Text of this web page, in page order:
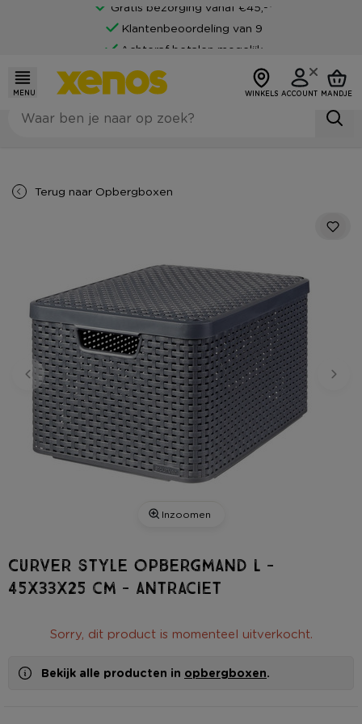
Gratis bezorging vanaf €45,-*
Klantenbeoordeling van 9
Achteraf betalen mogelijk
MENU WINKELS ACCOUNT MANDJE
Terug naar Opbergboxen
Inzoomen
Curver style opbergmand L -
45x33x25 cm - antraciet
Sorry, dit product is momenteel uitverkocht.
Bekijk alle producten in opbergboxen.